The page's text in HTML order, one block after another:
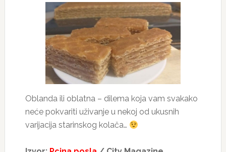
Oblanda ili oblatna – dilema koja vam svakako
neće pokvariti uživanje u nekoj od ukusnih
varijacija starinskog kolača…